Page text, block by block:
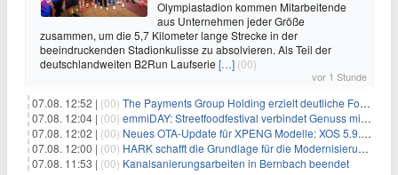
Olympiastadion kommen Mitarbeitende
aus Unternehmen jeder Größe
zusammen, um die 5,7 Kilometer lange Strecke in der
beeindruckenden Stadionkulisse zu absolvieren. Als Teil der
deutschlandweiten B2Run Laufserie […] (00)
vor 1 Stunde
07.08. 12:52 | (00) The Payments Group Holding erzielt deutliche Fortschritte bei ihren AI-Projekten
07.08. 12:04 | (00) emmiDAY: Streetfoodfestival verbindet Genuss mit Engagement gegen Brustkrebs
07.08. 12:02 | (00) Neues OTA-Update für XPENG Modelle: XOS 5.9.5 erweitert Sicherheits-, Lade- und Komfortfunktionen
07.08. 12:00 | (00) HARK schafft die Grundlage für die Modernisierung seiner IBM i-Anwendungen
07.08. 11:53 | (00) Kanalsanierungsarbeiten in Bernbach beendet